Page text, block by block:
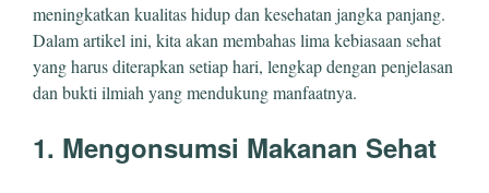
meningkatkan kualitas hidup dan kesehatan jangka panjang.
Dalam artikel ini, kita akan membahas lima kebiasaan sehat
yang harus diterapkan setiap hari, lengkap dengan penjelasan
dan bukti ilmiah yang mendukung manfaatnya.
1. Mengonsumsi Makanan Sehat